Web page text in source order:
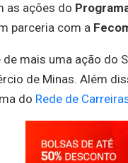
as ações do
parceria com a
de mais uma ação do
de Minas. Além
do Rede de